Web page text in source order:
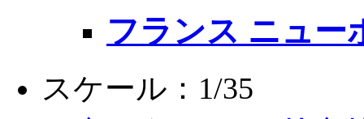
フランス ニュー
スケール：1/35